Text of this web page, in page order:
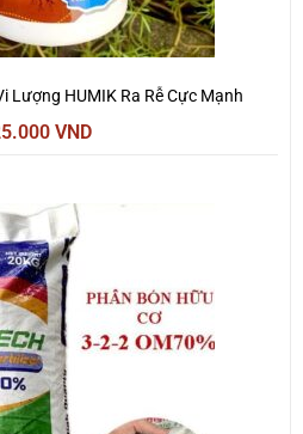
Lượng HUMIK Ra Rễ Cực Mạnh
VND